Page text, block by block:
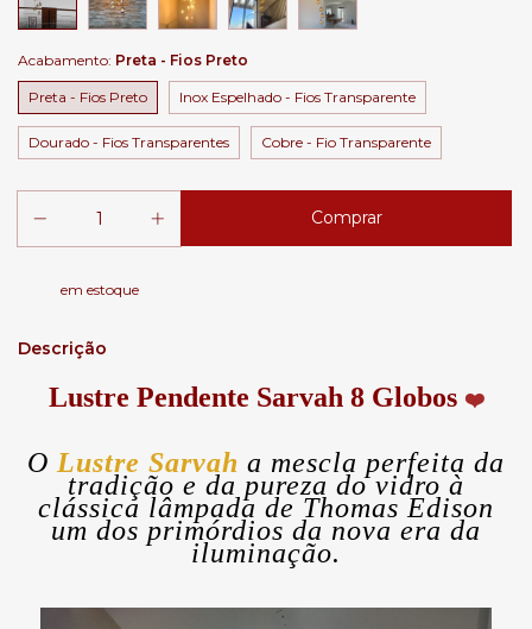
Acabamento: Preta - Fios Preto
Preta - Fios Preto Inox Espelhado - Fios Transparente
Dourado - Fios Transparentes Cobre - Fio Transparente
em estoque
Descrição
Lustre Pendente Sarvah 8 Globos ❤️
O Lustre Sarvah a mescla perfeita da
tradição e da pureza do vidro à
clássica lâmpada de Thomas Edison
um dos primórdios da nova era da
iluminação.